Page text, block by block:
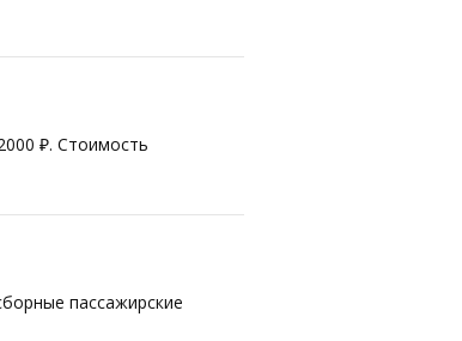
₽. Стоимость
пассажирские